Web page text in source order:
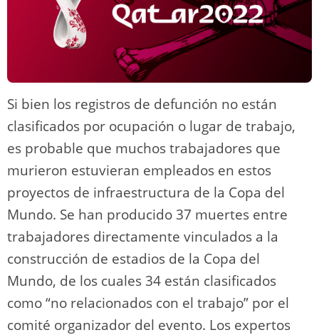
Si bien los registros de defunción no están
clasificados por ocupación o lugar de trabajo,
es probable que muchos trabajadores que
murieron estuvieran empleados en estos
proyectos de infraestructura de la Copa del
Mundo. Se han producido 37 muertes entre
trabajadores directamente vinculados a la
construcción de estadios de la Copa del
Mundo, de los cuales 34 están clasificados
como “no relacionados con el trabajo” por el
comité organizador del evento. Los expertos